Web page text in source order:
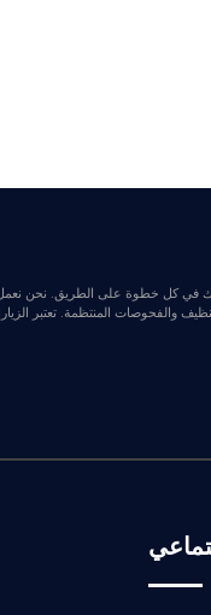
والفحوصات المنتظمة. تعتبر